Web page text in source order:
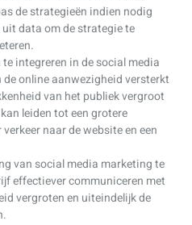
de strategieën indien nodig
data om de strategie te
integreren in de social media
online aanwezigheid versterkt
van het publiek vergroot
leiden tot een grotere
naar de website en een
van social media marketing te
effectiever communiceren met
vergroten en uiteindelijk de